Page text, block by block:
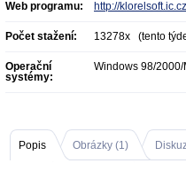
Web programu: http://klorelsoft.ic.cz
Počet stažení: 13278x (tento
Operační
systémy:
Windows 98/2000/
Popis Obrázky (1)